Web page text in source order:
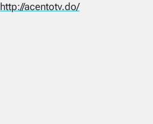
http://acentotv.do/